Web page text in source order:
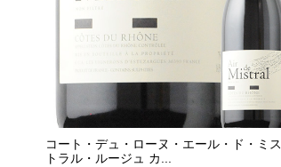
コート・デュ・ローヌ・エール・ド・ミス
トラル・ルージュ カ...